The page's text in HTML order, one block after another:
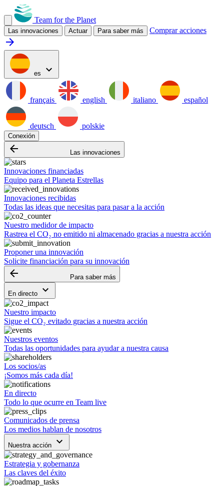
Team for the Planet
Las innovaciones Actuar Para saber más Comprar acciones
arrow_forward
es expand_more
français english italiano español
deutsch polskie
Conexión
arrow_backward Las innovaciones
Innovaciones financiadas
Equipo para el Planeta Estrellas
Innovaciones recibidas
Todas las ideas que necesitas para pasar a la acción
Nuestro medidor de impacto
Rastrea el CO₂ no emitido ni almacenado gracias a nuestra acción
Proponer una innovación
Solicite financiación para su innovación
arrow_backward Para saber más
En directo keyboard_arrow_down
Nuestro impacto
Sigue el CO₂ evitado gracias a nuestra acción
Nuestros eventos
Todas las oportunidades para ayudar a nuestra causa
Los socios/as
¡Somos más cada día!
En directo
Todo lo que ocurre en Team live
Comunicados de prensa
Los medios hablan de nosotros
Nuestra acción keyboard_arrow_down
Estrategia y gobernanza
Las claves del éxito